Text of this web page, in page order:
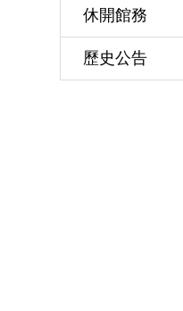
休開館務
歷史公告